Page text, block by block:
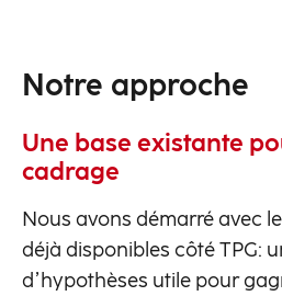
Notre approche
Une base existante
cadrage
Nous avons démarré avec
déjà disponibles côté TPG:
d’hypothèses utile pour